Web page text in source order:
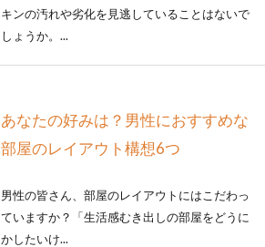
キンの汚れや劣化を見逃していることはないで
しょうか。...
あなたの好みは？男性におすすめな
部屋のレイアウト構想6つ
男性の皆さん、部屋のレイアウトにはこだわっ
ていますか？「生活感むき出しの部屋をどうに
かしたいけ...